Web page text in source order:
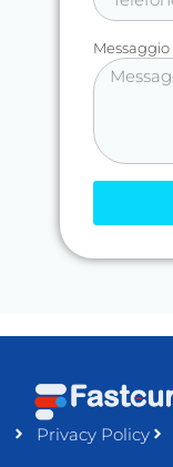
Messaggio
Privacy Policy